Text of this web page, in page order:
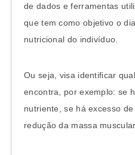
de dados e ferramentas
que tem como objetivo o
nutricional do indivíduo.
Ou seja, visa identificar
encontra, por exemplo: se
nutriente, se há excesso
redução da massa muscular.